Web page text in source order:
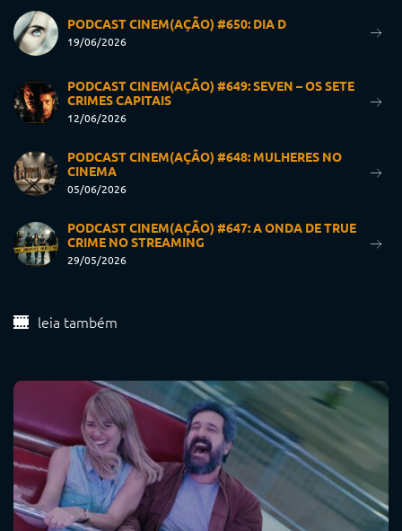
PODCAST CINEM(AÇÃO) #650: DIA D
19/06/2026
PODCAST CINEM(AÇÃO) #649: SEVEN – OS SETE
CRIMES CAPITAIS
12/06/2026
PODCAST CINEM(AÇÃO) #648: MULHERES NO
CINEMA
05/06/2026
PODCAST CINEM(AÇÃO) #647: A ONDA DE TRUE
CRIME NO STREAMING
29/05/2026
leia também